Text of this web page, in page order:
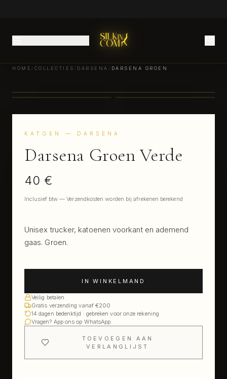
HOME / COLLECTIES / DARSENA / DARSENA GROEN
KATOEN — DARSENA
Darsena GroenVerde
40 €
Inclusief btw — Verzendkosten worden bij afrekenen berekend
Unisex trucker, katoenen voorkant en ademend
gaas. Groen.
IN WINKELMAND
Veilig betalen
Gratis verzending vanaf €200
14 dagen bedenktijd · gebreken voor onze rekening
Vragen? App ons op WhatsApp
TOEVOEGEN AAN
VERLANGLIJST